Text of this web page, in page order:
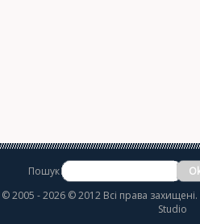
Пошук
©2005 - 2026 © 2012 Всі права захищені.
Studio